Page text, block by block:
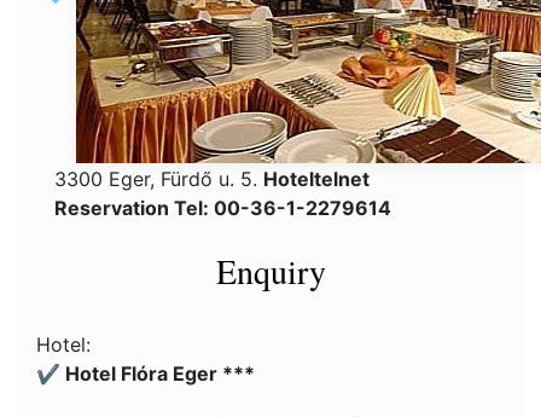
3300 Eger, Fürdő u. 5. Hoteltelnet
Reservation Tel: 00-36-1-2279614
Enquiry
Hotel:
✔️ Hotel Flóra Eger ***